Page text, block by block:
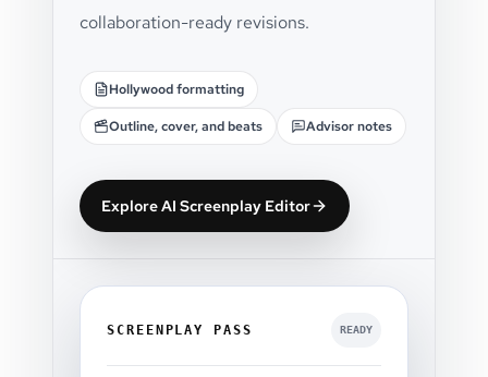
collaboration-ready revisions.
Hollywood formatting
Outline, cover, and beats Advisor notes
Explore AI Screenplay Editor
SCREENPLAY PASS READY